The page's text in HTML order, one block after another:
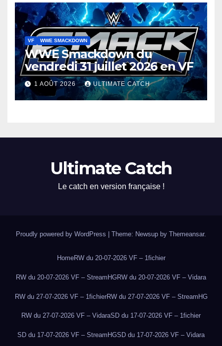
VF WWE SMACKDOWN
WWE Smackdown du
vendredi 31 juillet 2026 en VF
1 AOÛT 2026 ULTIMATE CATCH
Ultimate Catch
Le catch en version française !
Proudly powered by WordPress | Theme: Newsup by Themeansar.
HomeRW du 20-07-2026 VF – 1fichier
RW du 20-07-2026 VF – StreamHGRW du 20-07-2026 VF – Vidara
RW du 27-07-2026 VF – 1fichierRW du 27-07-2026 VF – StreamHG
RW du 27-07-2026 VF – VidaraSD du 17-07-2026 VF – 1fichier
SD du 17-07-2026 VF – StreamHGSD du 17-07-2026 VF – Vidara